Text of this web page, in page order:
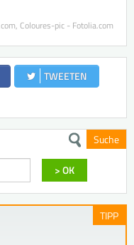
Coloures-pic - Fotolia.com
TWEETEN
Suche
> OK
TIPP